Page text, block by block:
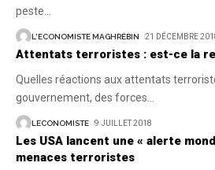
peste
L'ECONOMISTE MAGHRÉBIN 21 DÉCEMBRE
Attentats terroristes : est-ce la
Quelles réactions aux attentats
gouvernement, des forces
LECONOMISTE 9 JUILLET 2018
Les USA lancent une « alerte
menaces terroristes